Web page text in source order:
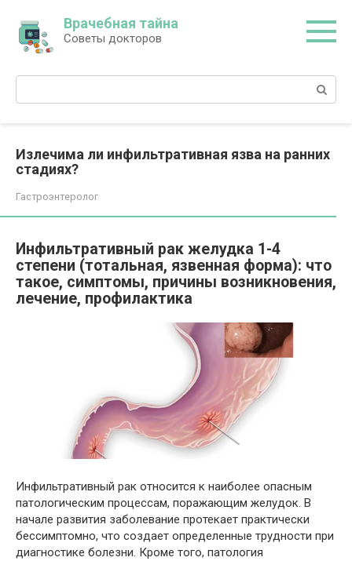
контенту
Врачебная тайна
Советы докторов
Поиск:
Излечима ли инфильтративная язва на ранних
стадиях?
Гастроэнтеролог
Инфильтративный рак желудка 1-4
степени (тотальная, язвенная форма): что
такое, симптомы, причины возникновения,
лечение, профилактика
Инфильтративный рак относится к наиболее опасным
патологическим процессам, поражающим желудок. В
начале развития заболевание протекает практически
бессимптомно, что создает определенные трудности при
диагностике болезни. Кроме того, патология